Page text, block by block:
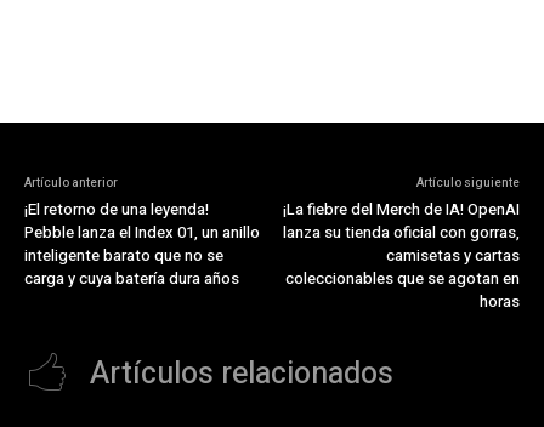
Artículo anterior
¡El retorno de una leyenda!
Pebble lanza el Index 01, un anillo
inteligente barato que no se
carga y cuya batería dura años
Artículo siguiente
¡La fiebre del Merch de IA! OpenAI
lanza su tienda oficial con gorras,
camisetas y cartas
coleccionables que se agotan en
horas
Artículos relacionados